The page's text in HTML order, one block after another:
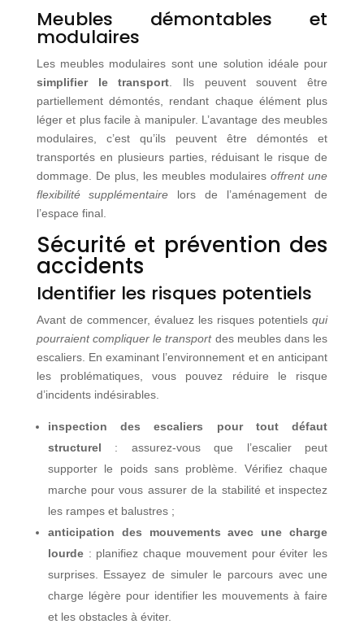
Meubles démontables et
modulaires
Les meubles modulaires sont une solution idéale pour
simplifier le transport . Ils peuvent souvent être
partiellement démontés, rendant chaque élément plus
léger et plus facile à manipuler. L’avantage des meubles
modulaires, c’est qu’ils peuvent être démontés et
transportés en plusieurs parties, réduisant le risque de
dommage. De plus, les meubles modulairesoffrent une
flexibilité supplémentaire lors de l’aménagement de
l’espace final.
Sécurité et prévention des
accidents
Identifier les risques potentiels
Avant de commencer, évaluez les risques potentielsqui
pourraient compliquer le transportdes meubles dans les
escaliers. En examinant l’environnement et en anticipant
les problématiques, vous pouvez réduire le risque
d’incidents indésirables.
inspection des escaliers pour tout défaut
structurel : assurez-vous que l’escalier peut
supporter le poids sans problème. Vérifiez chaque
marche pour vous assurer de la stabilité et inspectez
les rampes et balustres ;
anticipation des mouvements avec une charge
lourde : planifiez chaque mouvement pour éviter les
surprises. Essayez de simuler le parcours avec une
charge légère pour identifier les mouvements à faire
et les obstacles à éviter.